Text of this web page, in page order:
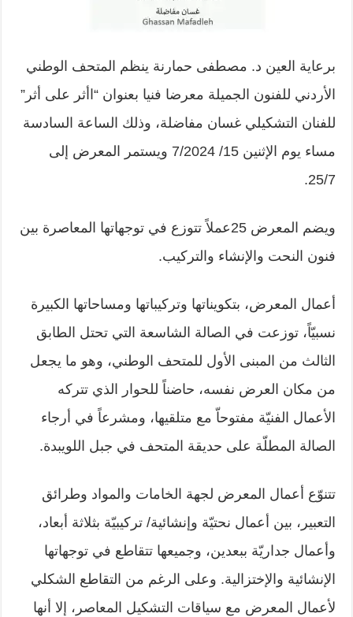
برعاية العين د. مصطفى حمارنة ينظم المتحف الوطني
الأردني للفنون الجميلة معرضا فنيا بعنوان “اأثر على أثر”
للفنان التشكيلي غسان مفاضلة، وذلك الساعة السادسة
مساء يوم الإثنين 15/ 7/2024 ويستمر المعرض إلى
25/7.
ويضم المعرض 25عملاً تتوزع في توجهاتها المعاصرة بين
فنون النحت والإنشاء والتركيب.
أعمال المعرض، بتكويناتها وتركيباتها ومساحاتها الكبيرة
نسبيّاً، توزعت في الصالة الشاسعة التي تحتل الطابق
الثالث من المبنى الأول للمتحف الوطني، وهو ما يجعل
من مكان العرض نفسه، حاضناً للحوار الذي تتركه
الأعمال الفنيّة مفتوحاّ مع متلقيها، ومشرعاً في أرجاء
الصالة المطلّة على حديقة المتحف في جبل اللويبدة.
تتنوّع أعمال المعرض لجهة الخامات والمواد وطرائق
التعبير، بين أعمال نحتيّة وإنشائية/ تركيبيّة بثلاثة أبعاد،
وأعمال جداريّة ببعدين، وجميعها تتقاطع في توجهاتها
الإنشائية والإختزالية. وعلى الرغم من التقاطع الشكلي
لأعمال المعرض مع سياقات التشكيل المعاصر، إلا أنها